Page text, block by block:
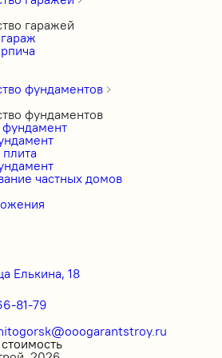
гаражей
фундаментов
фундаментов
частных домов
Елькина, 18
81-79